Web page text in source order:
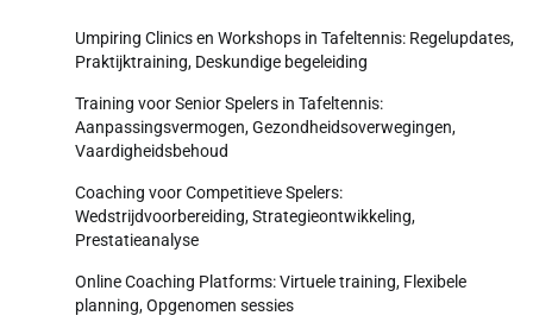
Umpiring Clinics en Workshops in Tafeltennis: Regelupdates,
Praktijktraining, Deskundige begeleiding
Training voor Senior Spelers in Tafeltennis:
Aanpassingsvermogen, Gezondheidsoverwegingen,
Vaardigheidsbehoud
Coaching voor Competitieve Spelers:
Wedstrijdvoorbereiding, Strategieontwikkeling,
Prestatieanalyse
Online Coaching Platforms: Virtuele training, Flexibele
planning, Opgenomen sessies